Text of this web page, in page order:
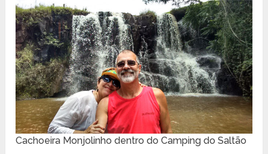
Cachoeira Monjolinho dentro do Camping do Saltão